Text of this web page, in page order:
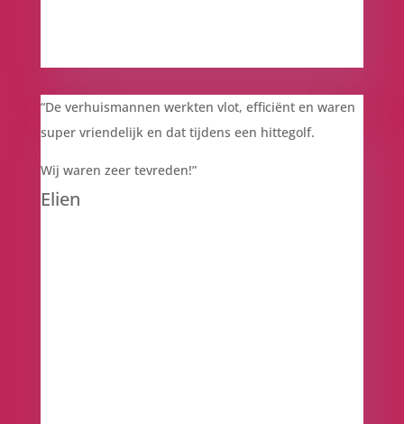
“De verhuismannen werkten vlot, efficiënt en waren
super vriendelijk en dat tijdens een hittegolf.
Wij waren zeer tevreden!”
Elien